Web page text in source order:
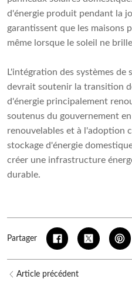
d'énergie produit pendant la
garantissent que les maisons
même lorsque le soleil ne
L'intégration des systèmes de
devrait soutenir la transition
d'énergie principalement
soutenus du gouvernement
renouvelables et à l'adoption
stockage d'énergie
créer une infrastructure
durable.
Partager
Article précédent